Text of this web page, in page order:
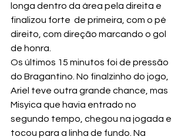
longa dentro da área pela direita e
finalizou forte  de primeira, com o pé
direito, com direção marcando o gol
de honra.
Os últimos 15 minutos foi de pressão
do Bragantino. No finalzinho do jogo,
Ariel teve outra grande chance, mas
Misyica que havia entrado no
segundo tempo, chegou na jogada e
tocou para a linha de fundo. Na